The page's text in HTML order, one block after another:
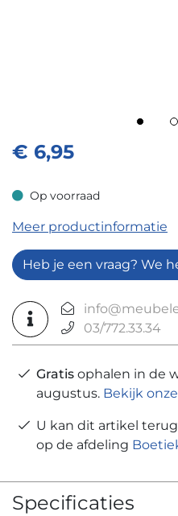
€ 6,95
Op voorraad
Op voorraad
Meer productinformatie
Heb je een vraag? We
03/772.33.34
Gratis ophalen in de
augustus. Bekijk
U kan dit artikel
op de afdeling
Specificaties